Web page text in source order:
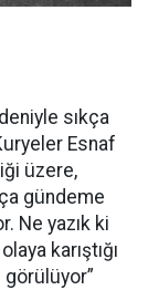
sıkça
Esnaf
üzere,
gündeme
Ne yazık ki
karıştığı
görülüyor”